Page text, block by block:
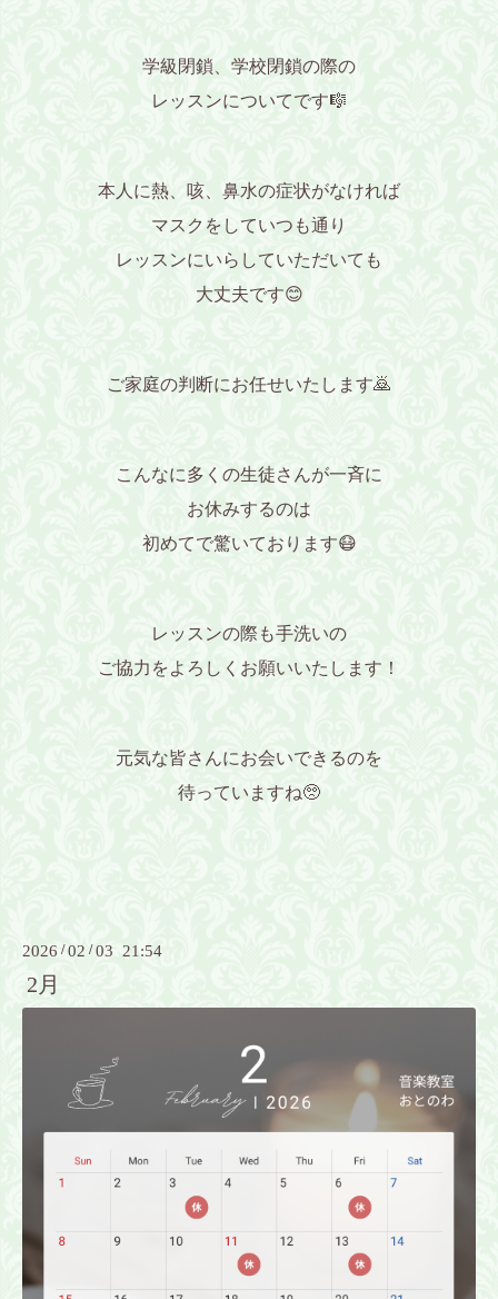
学級閉鎖、学校閉鎖の際の
レッスンについてです🎼
本人に熱、咳、鼻水の症状がなければ
マスクをしていつも通り
レッスンにいらしていただいても
大丈夫です😊
ご家庭の判断にお任せいたします🙇
こんなに多くの生徒さんが一斉に
お休みするのは
初めてで驚いております😷
レッスンの際も手洗いの
ご協力をよろしくお願いいたします！
元気な皆さんにお会いできるのを
待っていますね🥺
2026 /02 /03 21:54
2月